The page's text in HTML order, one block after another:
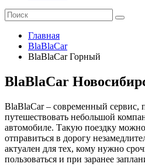
Главная
BlaBlaCar
BlaBlaCar Горный
BlaBlaCar
BlaBlaCar – современный сервис,
путешествовать небольшой
автомобиле. Такую поездку
отправиться в дорогу
актуален для тех, кому нужно
пользоваться и при заранее